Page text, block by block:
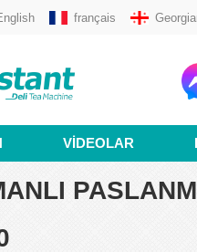
français
VIDEOLAR